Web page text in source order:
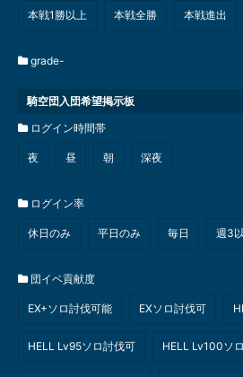
本戦1勝以上 本戦全勝 本戦進出
grade-
騎空団入団希望掲示板
ログイン時間帯
夜 昼 朝 深夜
ログイン率
休日のみ 平日のみ 毎日 週3
団イベ貢献度
EX+ソロ討伐可能 EXソロ討伐可
HELL Lv95ソロ討伐可 HELL Lv100ソ